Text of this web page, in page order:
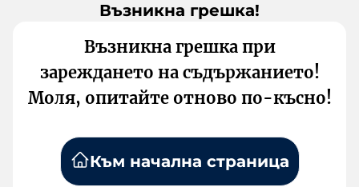
Възникна грешка!
Възникна грешка при
зареждането на съдържанието!
Моля, опитайте отново по-късно!
Към начална страница